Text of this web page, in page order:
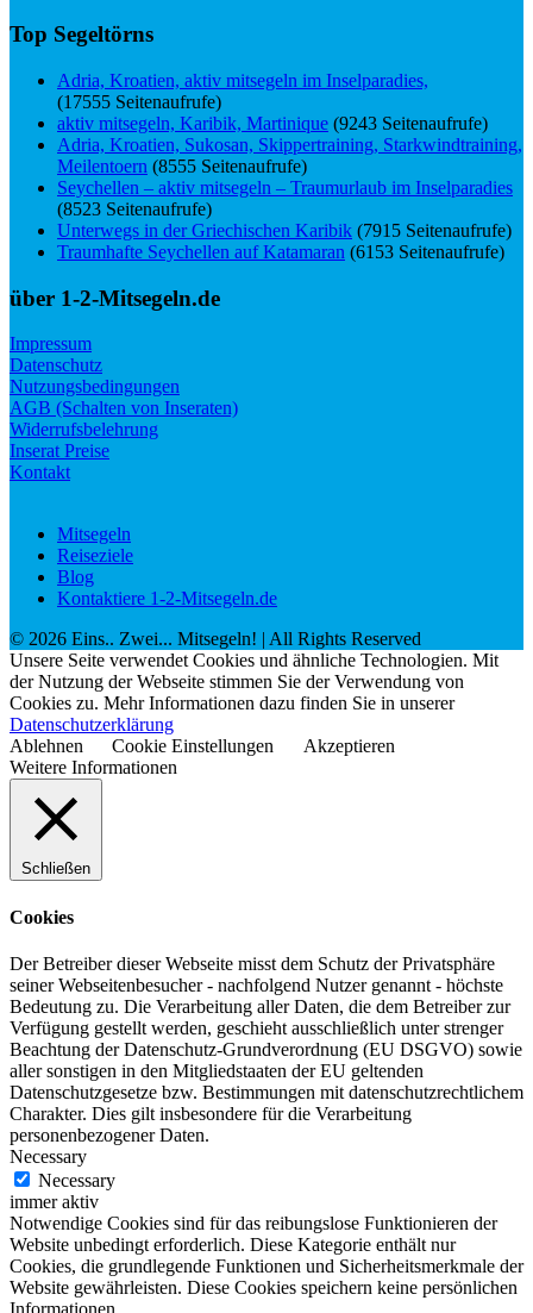
Top Segeltörns
Adria, Kroatien, aktiv mitsegeln im Inselparadies,
(17555 Seitenaufrufe)
aktiv mitsegeln, Karibik, Martinique (9243 Seitenaufrufe)
Adria, Kroatien, Sukosan, Skippertraining, Starkwindtraining,
Meilentoern (8555 Seitenaufrufe)
Seychellen – aktiv mitsegeln – Traumurlaub im Inselparadies
(8523 Seitenaufrufe)
Unterwegs in der Griechischen Karibik (7915 Seitenaufrufe)
Traumhafte Seychellen auf Katamaran (6153 Seitenaufrufe)
über 1-2-Mitsegeln.de
Impressum
Datenschutz
Nutzungsbedingungen
AGB (Schalten von Inseraten)
Widerrufsbelehrung
Inserat Preise
Kontakt
Mitsegeln
Reiseziele
Blog
Kontaktiere 1-2-Mitsegeln.de
© 2026 Eins.. Zwei... Mitsegeln! | All Rights Reserved
Unsere Seite verwendet Cookies und ähnliche Technologien. Mit
der Nutzung der Webseite stimmen Sie der Verwendung von
Cookies zu. Mehr Informationen dazu finden Sie in unserer
Datenschutzerklärung
Ablehnen
Cookie Einstellungen
Akzeptieren
Weitere Informationen
Schließen
Cookies
Der Betreiber dieser Webseite misst dem Schutz der Privatsphäre
seiner Webseitenbesucher - nachfolgend Nutzer genannt - höchste
Bedeutung zu. Die Verarbeitung aller Daten, die dem Betreiber zur
Verfügung gestellt werden, geschieht ausschließlich unter strenger
Beachtung der Datenschutz-Grundverordnung (EU DSGVO) sowie
aller sonstigen in den Mitgliedstaaten der EU geltenden
Datenschutzgesetze bzw. Bestimmungen mit datenschutzrechtlichem
Charakter. Dies gilt insbesondere für die Verarbeitung
personenbezogener Daten.
Necessary
Necessary
immer aktiv
Notwendige Cookies sind für das reibungslose Funktionieren der
Website unbedingt erforderlich. Diese Kategorie enthält nur
Cookies, die grundlegende Funktionen und Sicherheitsmerkmale der
Website gewährleisten. Diese Cookies speichern keine persönlichen
Informationen.